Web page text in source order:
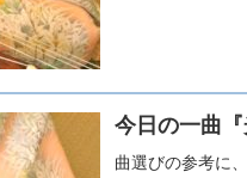
今日の一曲『
曲選びの参考に